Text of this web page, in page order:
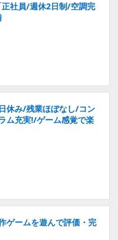
社員/週休2日制/空調完
休み/残業ほぼなし/コン
ム充実!/ゲーム感覚で楽
ゲームを遊んで評価・完